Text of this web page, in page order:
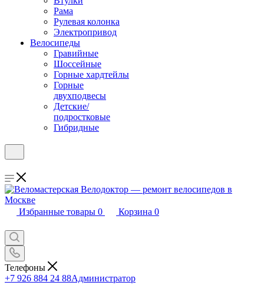
Рама
Рулевая колонка
Электропривод
Велосипеды
Гравийные
Шоссейные
Горные хардтейлы
Горные
двухподвесы
Детские/
подростковые
Гибридные
Избранные товары 0 Корзина 0
Телефоны
+7 926 884 24 88Администратор